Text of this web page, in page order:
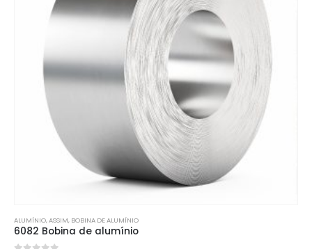
ALUMÍNIO, ASSIM, BOBINA DE ALUMÍNIO
6082 Bobina de alumínio